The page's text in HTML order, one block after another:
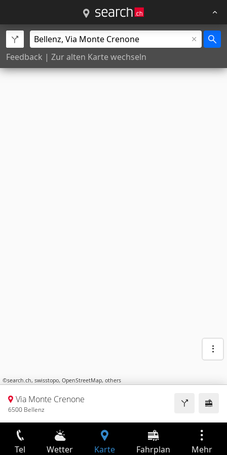
Feedback | Zur alten Karte wechseln
©search.ch, swisstopo, OpenStreetMap, others
Via Monte Crenone
6500 Bellenz
Tel Wetter Karte Fahrplan Mehr